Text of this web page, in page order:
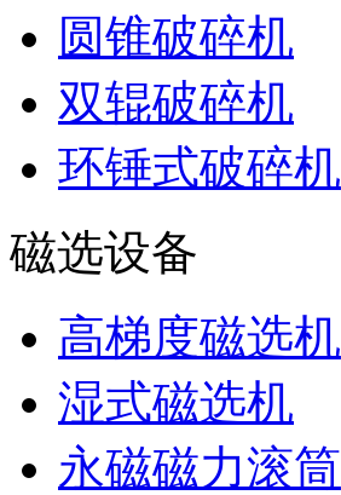
圆锥破碎机
双辊破碎机
环锤式破碎机
磁选设备
高梯度磁选机
湿式磁选机
永磁磁力滚筒